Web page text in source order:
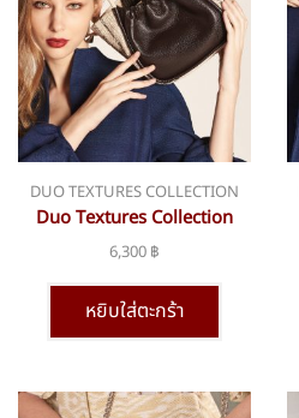
DUO TEXTURES COLLECTION
Duo Textures Collection
bsn-349 small
6,300 ฿
หยิบใส่ตะกร้า